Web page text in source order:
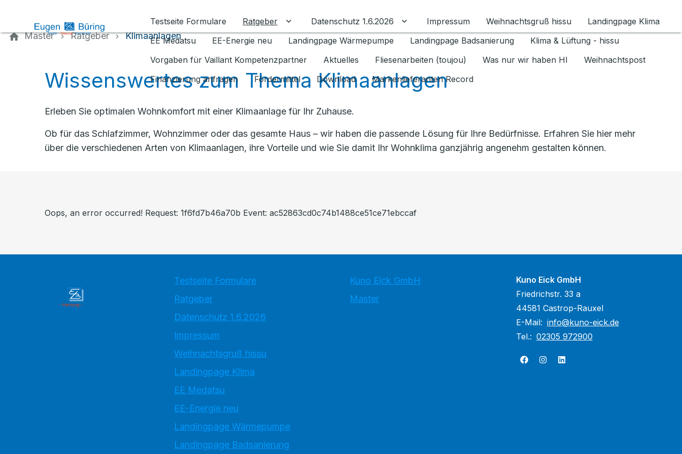
Testseite Formulare
Ratgeber Untermenü für Ratgeber umschalten
Datenschutz 1.6.2026 Untermenü für Datenschutz 1.6.2026 umschalten
Impressum Weihnachtsgruß hissu
Landingpage Klima
EE Medatsu
EE-Energie neu Landingpage Wärmepumpe Landingpage Badsanierung
Klima & Lüftung - hissu
Vorgaben für Vaillant Kompetenzpartner
Aktuelles Fliesenarbeiten (toujou) Was nur wir haben HI
Weihnachtspost
Finanzierung anfragen
Fördermittel Download Markenlieferanten Record
Master Ratgeber Klimaanlagen
Wissenswertes zum Thema Klimaanlagen
Erleben Sie optimalen Wohnkomfort mit einer Klimaanlage für Ihr Zuhause.
Ob für das Schlafzimmer, Wohnzimmer oder das gesamte Haus – wir haben die passende Lösung für Ihre Bedürfnisse. Erfahren Sie hier mehr
über die verschiedenen Arten von Klimaanlagen, ihre Vorteile und wie Sie damit Ihr Wohnklima ganzjährig angenehm gestalten können.
Oops, an error occurred! Request: 1f6fd7b46a70b Event: ac52863cd0c74b1488ce51ce71ebccaf
Testseite Formulare
Ratgeber
Datenschutz 1.6.2026
Impressum
Weihnachtsgruß hissu
Landingpage Klima
EE Medatsu
EE-Energie neu
Landingpage Wärmepumpe
Landingpage Badsanierung
Kuno Eick GmbH
Master
Kuno Eick GmbH
Friedrichstr. 33 a
44581 Castrop-Rauxel
E-Mail: info@kuno-eick.de
Tel.: 02305 972900